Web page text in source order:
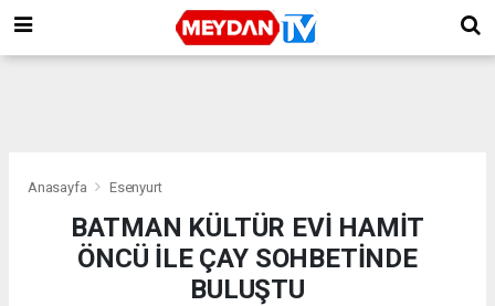
Anasayfa Esenyurt
BATMAN KÜLTÜR EVİ HAMİT
ÖNCÜ İLE ÇAY SOHBETİNDE
BULUŞTU